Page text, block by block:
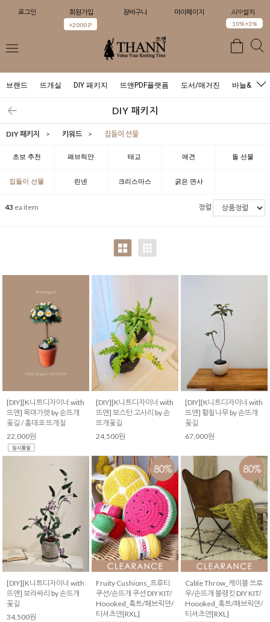
로그인 회원가입
+2000 P
장바구니 마이페이지 APP설치
10%+3%
브랜드 뜨개실 DIY 패키지 뜨앤PDF플랫폼 도서/매거진 바늘&도구
DIY 패키지
DIY 패키지 > 키워드 > 집들이 선물
초보 추천 패브릭얀 태교 애견 돌 선물
집들이 선물 린넨 크리스마스 굵은 면사
43 ea item 정렬
[DIY][K니트디자이너 with
뜨앤] 목마가렛 by 손뜨개
꽃길 / 홈데코 뜨개질
22,000원
[DIY][K니트디자이너 with
뜨앤] 보스턴 고사리 by 손
뜨개꽃길
24,500원
[DIY][K니트디자이너 with
뜨앤] 황칠나무 by 손뜨개
꽃길
67,000원
[DIY][K니트디자이너 with
뜨앤] 보라싸리 by 손뜨개
꽃길
34,500원
Fruity Cushions_프루티
쿠션/손뜨개 쿠션 DIY KIT/
Hoooked_훅트/패브릭얀/
티셔츠얀[RXL]
Cable Throw_케이블 쓰로
우/손뜨개 블랭킷 DIY KIT/
Hoooked_훅트/패브릭얀/
티셔츠얀[RXL]